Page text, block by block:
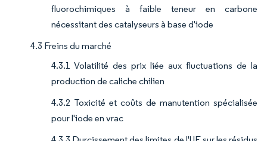
fluorochimiques à faible teneur en carbone
nécessitant des catalyseurs à base d'iode
4.3 Freins du marché
4.3.1 Volatilité des prix liée aux fluctuations de la
production de caliche chilien
4.3.2 Toxicité et coûts de manutention spécialisée
pour l'iode en vrac